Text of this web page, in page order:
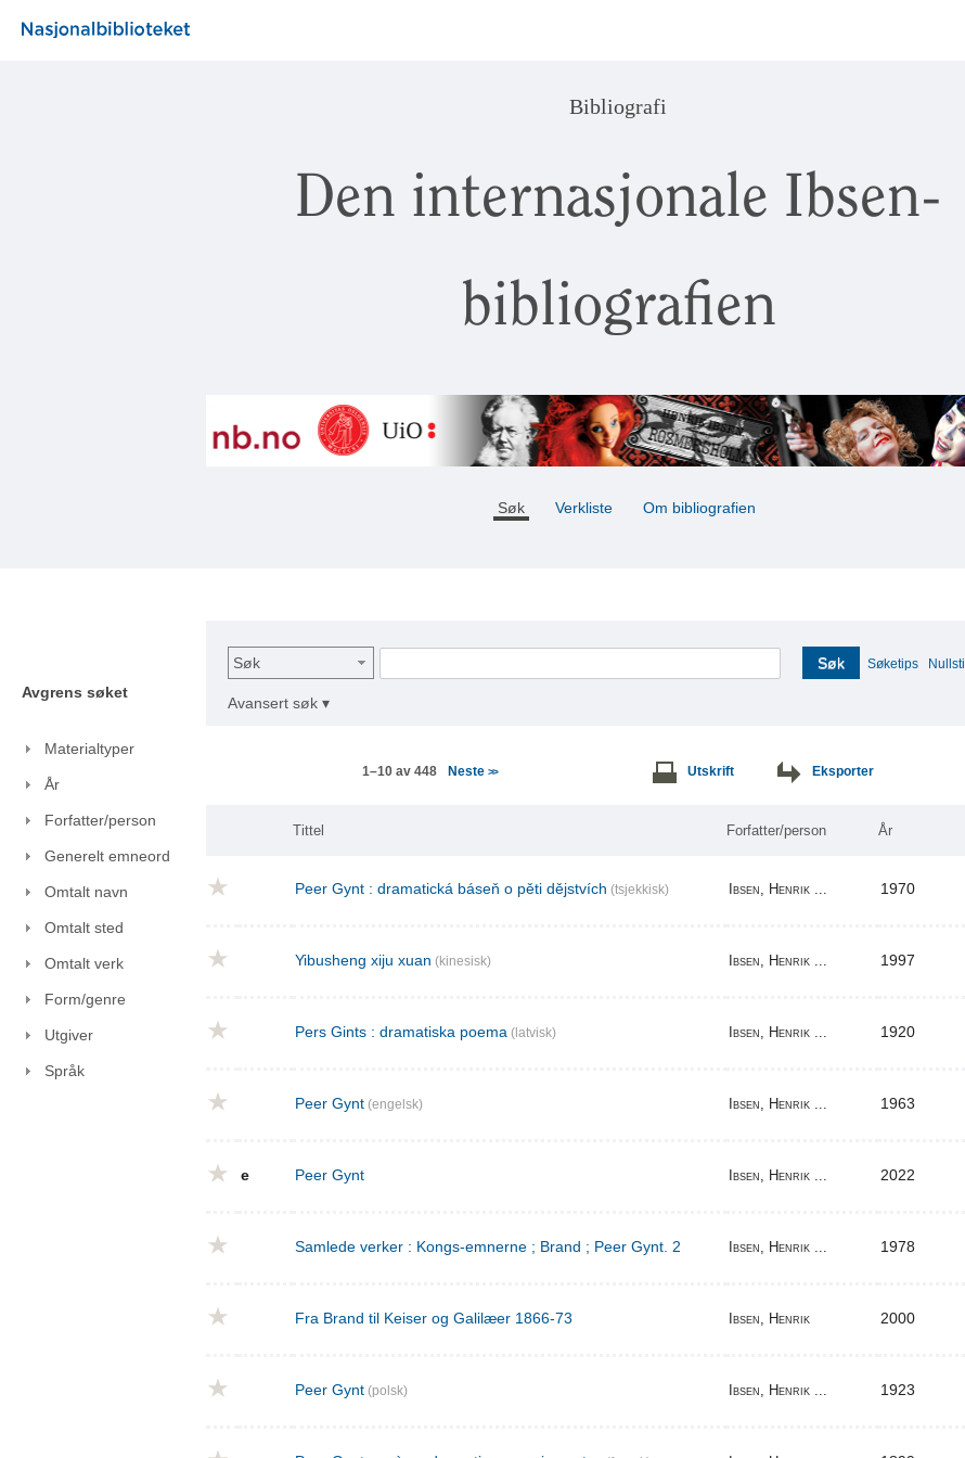
Bibliografi
Den internasjonale Ibsen-
bibliografien
Søk Verkliste Om bibliografien
Avgrens søket
Materialtyper
År
Forfatter/person
Generelt emneord
Omtalt navn
Omtalt sted
Omtalt verk
Form/genre
Utgiver
Språk
Søk Søk Søketips Nullstill
Avansert søk ▾
1–10 av 448 Neste >> Utskrift Eksporter
Tittel Forfatter/person År
Peer Gynt : dramatická báseň o pěti dějstvích (tsjekkisk) Ibsen, Henrik ... 1970
Yibusheng xiju xuan (kinesisk) Ibsen, Henrik ... 1997
Pers Gints : dramatiska poema (latvisk) Ibsen, Henrik ... 1920
Peer Gynt (engelsk) Ibsen, Henrik ... 1963
e Peer Gynt Ibsen, Henrik ... 2022
Samlede verker : Kongs-emnerne ; Brand ; Peer Gynt. 2 Ibsen, Henrik ... 1978
Fra Brand til Keiser og Galilæer 1866-73 Ibsen, Henrik 2000
Peer Gynt (polsk) Ibsen, Henrik ... 1923